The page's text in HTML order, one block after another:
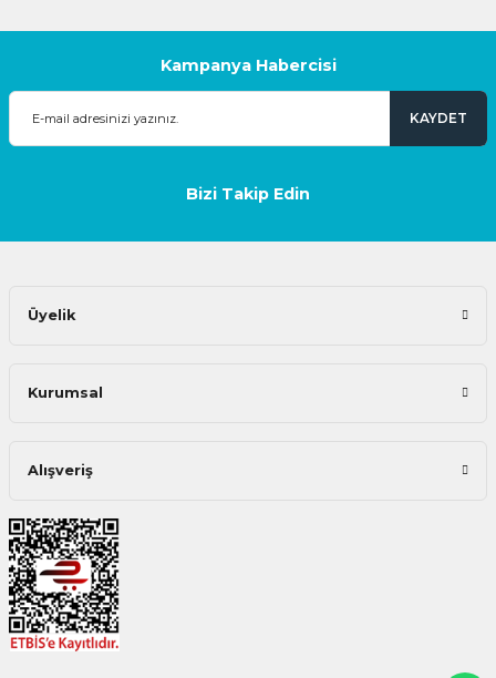
Kampanya Habercisi
KAYDET
Bizi Takip Edin
Üyelik
Kurumsal
Alışveriş